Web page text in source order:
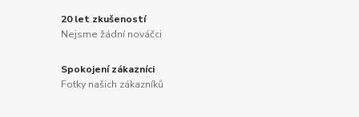
20 let zkušeností
Nejsme žádní nováčci
Spokojení zákazníci
Fotky našich zákazníků